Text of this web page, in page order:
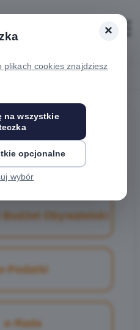
asystent
Obywatelski
Podatki
e-Rada
×
plikach cookies znajdziesz
na wszystkie
opcjonalne
wybór